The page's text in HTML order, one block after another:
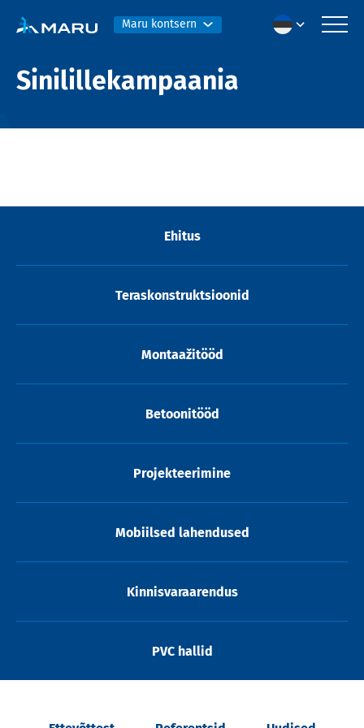
Maru kontsern
Sinilillekampaania
Ehitus
Teraskonstruktsioonid
Montaažitööd
Betoonitööd
Projekteerimine
Mobiilsed lahendused
Kinnisvaraarendus
PVC hallid